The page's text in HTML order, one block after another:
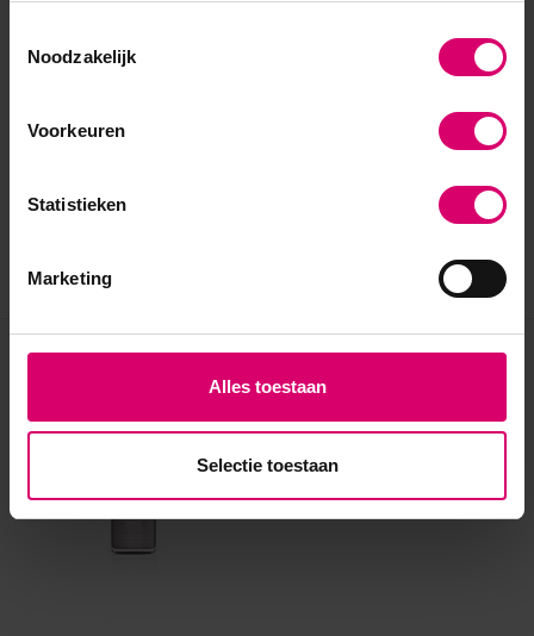
Noodzakelijk
Voorkeuren
Statistieken
Marketing
Alles toestaan
Selectie toestaan